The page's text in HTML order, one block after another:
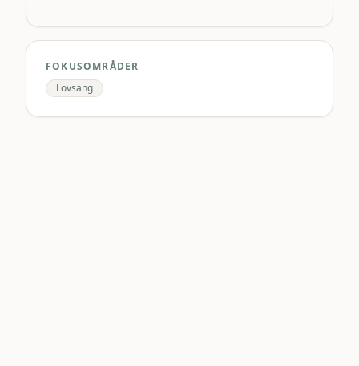
FOKUSOMRÅDER
Lovsang